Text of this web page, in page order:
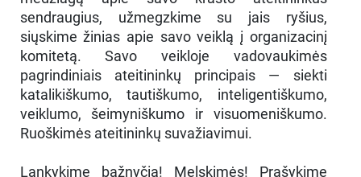
sendraugius, užmegzkime su jais ryšius,
siųskime žinias apie savo veiklą į organizacinį
komitetą. Savo veikloje vadovaukimės
pagrindiniais ateitininkų principais — siekti
katalikiškumo, tautiškumo, inteligentiškumo,
veiklumo, šeimyniškumo ir visuomeniškumo.
Ruoškimės ateitininkų suvažiavimui.
Lankykime bažnyčią! Melskimės! Prašykime